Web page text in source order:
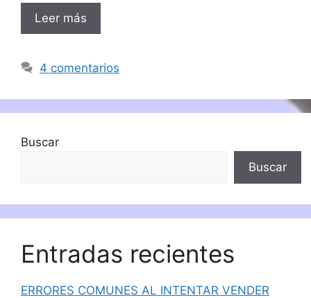
Leer más
4 comentarios
Buscar
Buscar
Entradas recientes
ERRORES COMUNES AL INTENTAR VENDER